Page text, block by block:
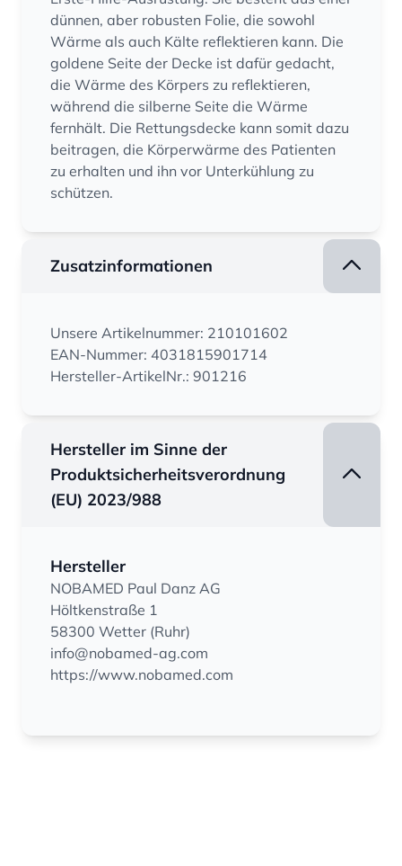
dünnen, aber robusten Folie, die sowohl
Wärme als auch Kälte reflektieren kann. Die
goldene Seite der Decke ist dafür gedacht,
die Wärme des Körpers zu reflektieren,
während die silberne Seite die Wärme
fernhält. Die Rettungsdecke kann somit dazu
beitragen, die Körperwärme des Patienten
zu erhalten und ihn vor Unterkühlung zu
schützen.
Zusatzinformationen
Unsere Artikelnummer: 210101602
EAN-Nummer: 4031815901714
Hersteller-ArtikelNr.: 901216
Hersteller im Sinne der
Produktsicherheitsverordnung
(EU) 2023/988
Hersteller
NOBAMED Paul Danz AG
Höltkenstraße 1
58300 Wetter (Ruhr)
info@nobamed-ag.com
https://www.nobamed.com